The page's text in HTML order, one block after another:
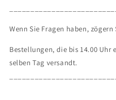
Wenn Sie Fragen haben,
Bestellungen, die bis 14.00 Uhr
selben Tag versandt.